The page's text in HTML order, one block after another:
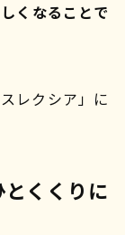
くなることで
レクシア」に
くくりに